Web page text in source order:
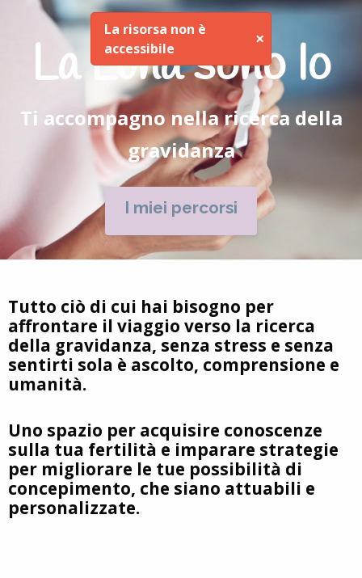
La risorsa non è
accessibile
×
La Luna sono Io
Ti accompagno nella ricerca della
gravidanza
I miei percorsi
Tutto ciò di cui hai bisogno per
affrontare il viaggio verso la ricerca
della gravidanza, senza stress e senza
sentirti sola è ascolto, comprensione e
umanità.
Uno spazio per acquisire conoscenze
sulla tua fertilità e imparare strategie
per migliorare le tue possibilità di
concepimento, che siano attuabili e
personalizzate.